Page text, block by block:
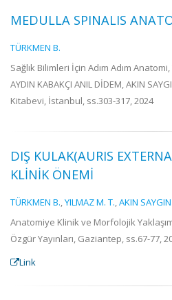
MEDULLA SPINALIS
TÜRKMEN B.
Sağlık Bilimleri İçin Adım Adım Anatomi,
AYDIN KABAKÇI ANIL DİDEM, AKIN
Kitabevi, İstanbul, ss.303-317, 2024
DIŞ KULAK(AURIS
KLİNİK ÖNEMİ
TÜRKMEN B.,YILMAZ M. T.,AKIN
Anatomiye Klinik ve Morfolojik
Özgür Yayınları, Gaziantep, ss.67-77,
Link